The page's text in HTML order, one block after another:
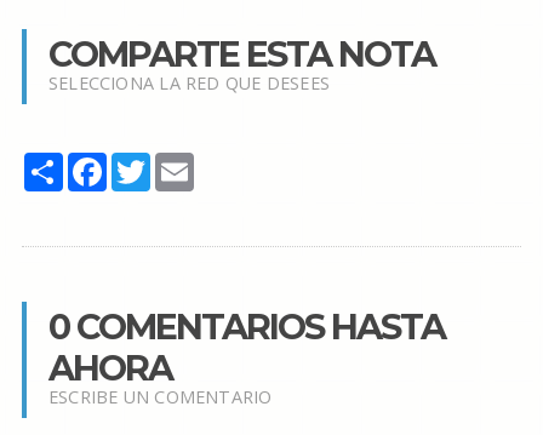
COMPARTE ESTA NOTA
SELECCIONA LA RED QUE DESEES
Share Facebook
TwitterEmail
0 COMENTARIOS HASTA
AHORA
ESCRIBE UN COMENTARIO